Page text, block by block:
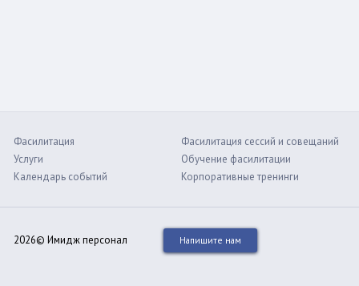
Фасилитация
Услуги
Календарь событий
Фасилитация сессий и совещаний
Обучение фасилитации
Корпоративные тренинги
2026© Имидж персонал Напишите нам